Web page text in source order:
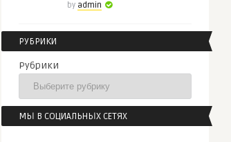
by admin
РУБРИКИ
Рубрики
МЫ В СОЦИАЛЬНЫХ СЕТЯХ